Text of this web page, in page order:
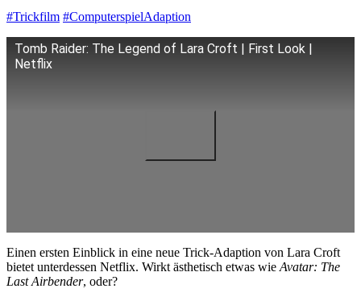
#Trickfilm #ComputerspielAdaption
Tomb Raider: The Legend of Lara Croft | First Look |
Netflix
Einen ersten Einblick in eine neue Trick-Adaption von Lara Croft
bietet unterdessen Netflix. Wirkt ästhetisch etwas wie Avatar: The
Last Airbender, oder?